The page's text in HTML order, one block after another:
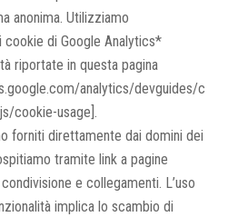
anonima. Utilizziamo
di Google Analytics*
riportate in questa pagina
analytics/devguides/c
cookie-usage].
forniti direttamente dai domini dei
tramite link a pagine
e collegamenti. L’uso
implica lo scambio di